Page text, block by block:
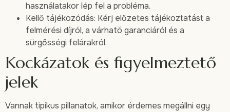
használatakor lép fel a probléma.
Kellő tájékozódás: Kérj előzetes tájékoztatást a
felmérési díjról, a várható garanciáról és a
sürgősségi felárakról.
Kockázatok és figyelmeztető
jelek
Vannak tipikus pillanatok, amikor érdemes megállni egy